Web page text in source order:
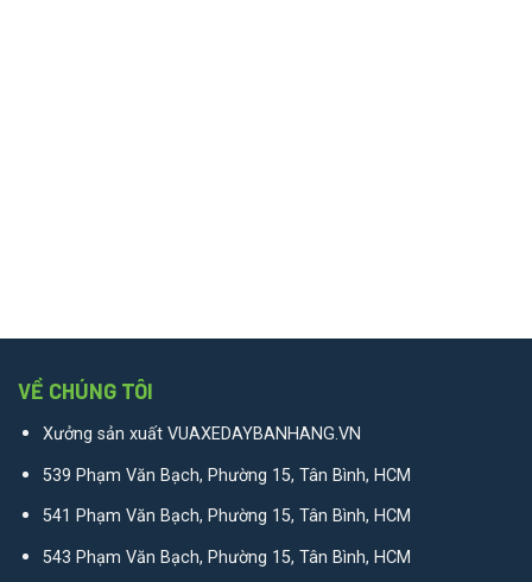
VỀ CHÚNG TÔI
Xưởng sản xuất VUAXEDAYBANHANG.VN
539 Phạm Văn Bạch, Phường 15, Tân Bình, HCM
541 Phạm Văn Bạch, Phường 15, Tân Bình, HCM
543 Phạm Văn Bạch, Phường 15, Tân Bình, HCM